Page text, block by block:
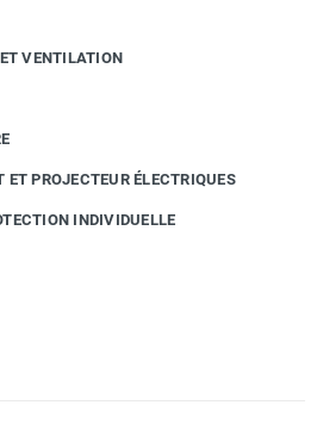
VENTILATION
ET PROJECTEUR ÉLECTRIQUES
INDIVIDUELLE